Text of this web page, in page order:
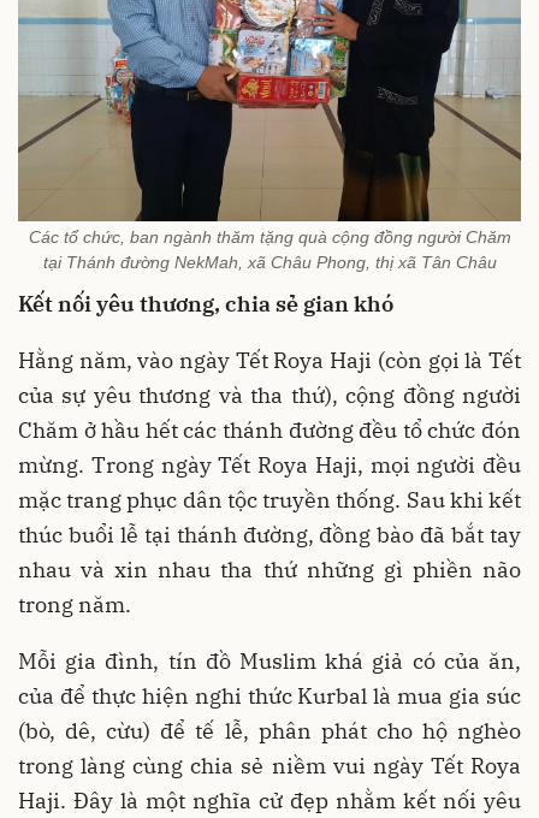
Các tổ chức, ban ngành thăm tặng quà cộng đồng người Chăm
tại Thánh đường NekMah, xã Châu Phong, thị xã Tân Châu
Kết nối yêu thương, chia sẻ gian khó
Hằng năm, vào ngày Tết Roya Haji (còn gọi là Tết
của sự yêu thương và tha thứ), cộng đồng người
Chăm ở hầu hết các thánh đường đều tổ chức đón
mừng. Trong ngày Tết Roya Haji, mọi người đều
mặc trang phục dân tộc truyền thống. Sau khi kết
thúc buổi lễ tại thánh đường, đồng bào đã bắt tay
nhau và xin nhau tha thứ những gì phiền não
trong năm.
Mỗi gia đình, tín đồ Muslim khá giả có của ăn,
của để thực hiện nghi thức Kurbal là mua gia súc
(bò, dê, cừu) để tế lễ, phân phát cho hộ nghèo
trong làng cùng chia sẻ niềm vui ngày Tết Roya
Haji. Đây là một nghĩa cử đẹp nhằm kết nối yêu